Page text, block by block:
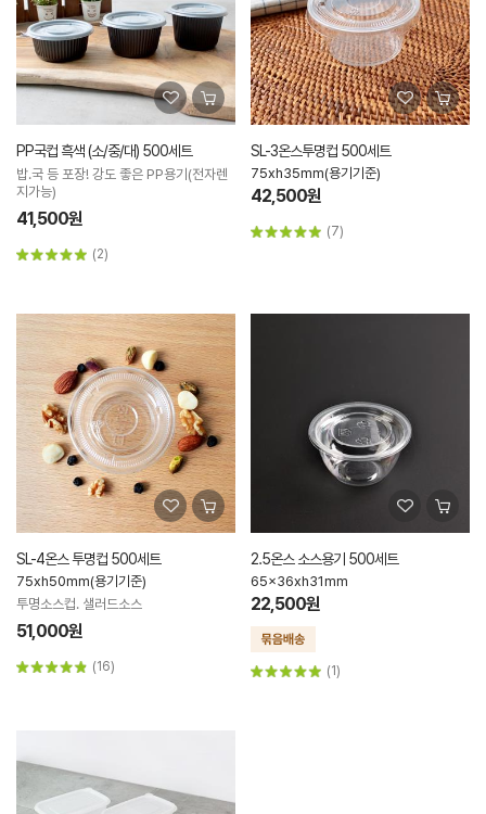
PP국컵 흑색 (소/중/대) 500세트
밥.국 등 포장! 강도 좋은 PP용기(전자렌
지가능)
41,500원
(2)
SL-3온스투명컵 500세트
75xh35mm(용기기준)
42,500원
(7)
SL-4온스 투명컵 500세트
75xh50mm(용기기준)
투명소스컵. 샐러드소스
51,000원
(16)
2.5온스 소스용기 500세트
65x36xh31mm
22,500원
(1)